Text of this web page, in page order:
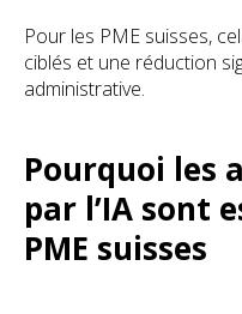
Pour les PME suisses,
ciblés et une réduction
administrative.
Pourquoi les
par l’IA sont
PME suisses